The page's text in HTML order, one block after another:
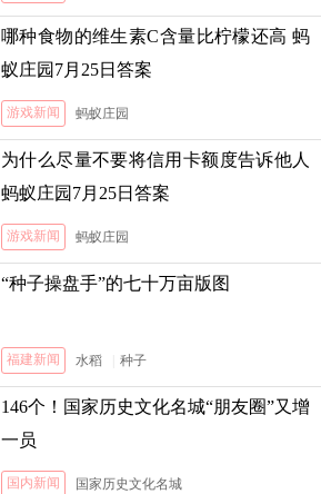
哪种食物的维生素C含量比柠檬还高 蚂
蚁庄园7月25日答案
游戏新闻 蚂蚁庄园
为什么尽量不要将信用卡额度告诉他人
蚂蚁庄园7月25日答案
游戏新闻 蚂蚁庄园
“种子操盘手”的七十万亩版图
福建新闻 水稻 种子
146个！国家历史文化名城“朋友圈”又增
一员
国内新闻 国家历史文化名城